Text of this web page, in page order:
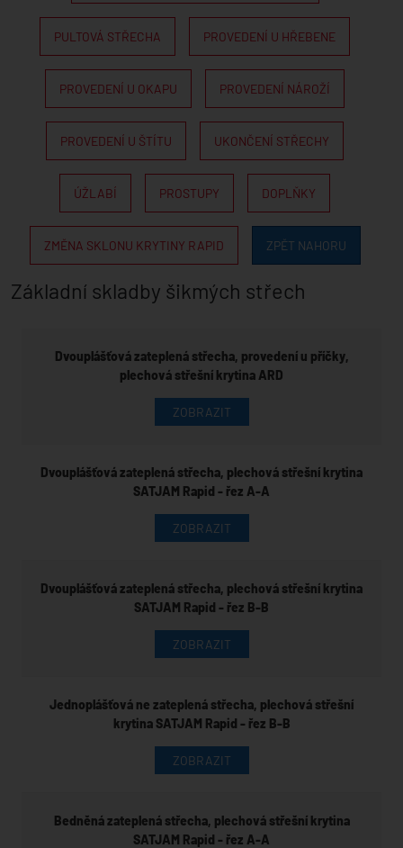
PULTOVÁ STŘECHA PROVEDENÍ U HŘEBENE
PROVEDENÍ U OKAPU PROVEDENÍ NÁROŽÍ
PROVEDENÍ U ŠTÍTU UKONČENÍ STŘECHY
ÚŽLABÍ PROSTUPY DOPLŇKY
ZMĚNA SKLONU KRYTINY RAPID ZPĚT NAHORU
Základní skladby šikmých střech
Dvouplášťová zateplená střecha, provedení u příčky,
plechová střešní krytina ARD
ZOBRAZIT
Dvouplášťová zateplená střecha, plechová střešní krytina
SATJAM Rapid - řez A-A
ZOBRAZIT
Dvouplášťová zateplená střecha, plechová střešní krytina
SATJAM Rapid - řez B-B
ZOBRAZIT
Jednoplášťová ne zateplená střecha, plechová střešní
krytina SATJAM Rapid - řez B-B
ZOBRAZIT
Bedněná zateplená střecha, plechová střešní krytina
SATJAM Rapid - řez A-A